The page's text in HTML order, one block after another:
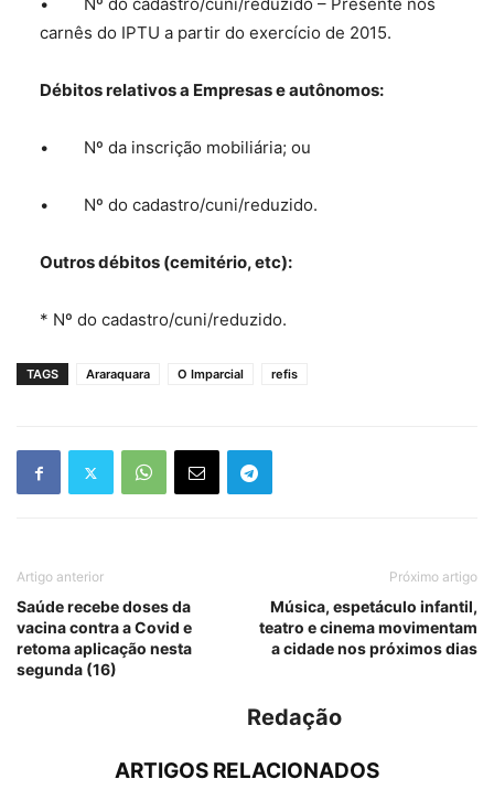
carnês do IPTU a partir do exercício de 2015.
Débitos relativos a Empresas e autônomos:
• Nº da inscrição mobiliária; ou
• Nº do cadastro/cuni/reduzido.
Outros débitos (cemitério, etc):
* Nº do cadastro/cuni/reduzido.
TAGS Araraquara O Imparcial refis
Artigo anterior
Saúde recebe doses da
vacina contra a Covid e
retoma aplicação nesta
segunda (16)
Próximo artigo
Música, espetáculo infantil,
teatro e cinema movimentam
a cidade nos próximos dias
Redação
ARTIGOS RELACIONADOS